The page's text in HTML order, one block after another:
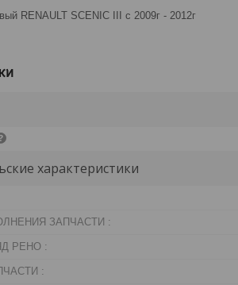
RENAULT SCENIC III с 2009г - 2012г
характеристики
ЗАПЧАСТИ :
РЕНО :
: